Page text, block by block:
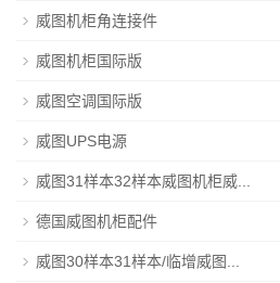
威图机柜角连接件
威图机柜国际版
威图空调国际版
威图UPS电源
威图31样本32样本威图机柜威...
德国威图机柜配件
威图30样本31样本/临增威图...